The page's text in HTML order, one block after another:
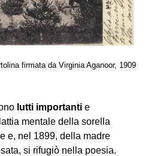
firmata da Virginia Aganoor, 1909
lutti importanti e
mentale della sorella
e, nel 1899, della madre
si rifugiò nella poesia.